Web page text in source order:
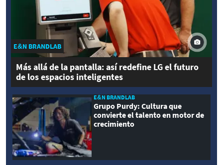
E&N BRANDLAB
Más allá de la pantalla: así redefine LG el futuro
de los espacios inteligentes
E&N BRANDLAB
Grupo Purdy: Cultura que
convierte el talento en motor de
crecimiento